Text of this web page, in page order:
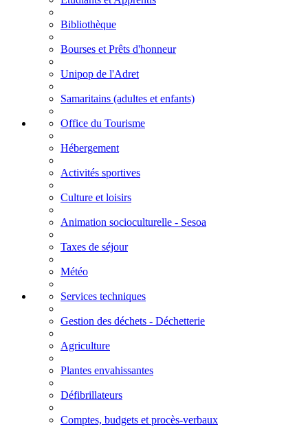
Bibliothèque
Bourses et Prêts d'honneur
Unipop de l'Adret
Samaritains (adultes et enfants)
Office du Tourisme
Hébergement
Activités sportives
Culture et loisirs
Animation socioculturelle - Sesoa
Taxes de séjour
Météo
Services techniques
Gestion des déchets - Déchetterie
Agriculture
Plantes envahissantes
Défibrillateurs
Comptes, budgets et procès-verbaux